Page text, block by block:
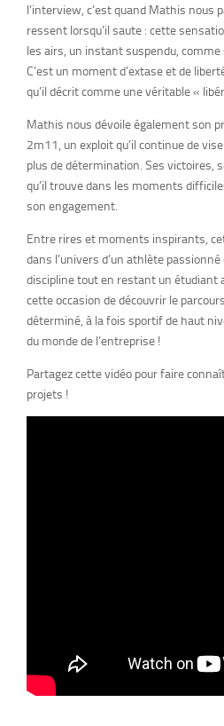
l’interview, c’est quand Mathis nous
ressent lorsqu’il saute : cette
les airs, un instant suspendu,
C’est un moment d’extase et de
qu’il décrit comme une véritable «
Mathis nous dévoile également son
2m11, un exploit qu’il continue de
plus de détermination. Ses victoires,
qu’il trouve dans les moments
son engagement.
Entre rires et moments inspirants,
dans l’univers d’un athlète
discipline tout en restant un étudiant
cette occasion de découvrir le
déterminé, à la fois sportif de haut
du monde de l’entreprise !
Partagez cette vidéo pour faire
projets !